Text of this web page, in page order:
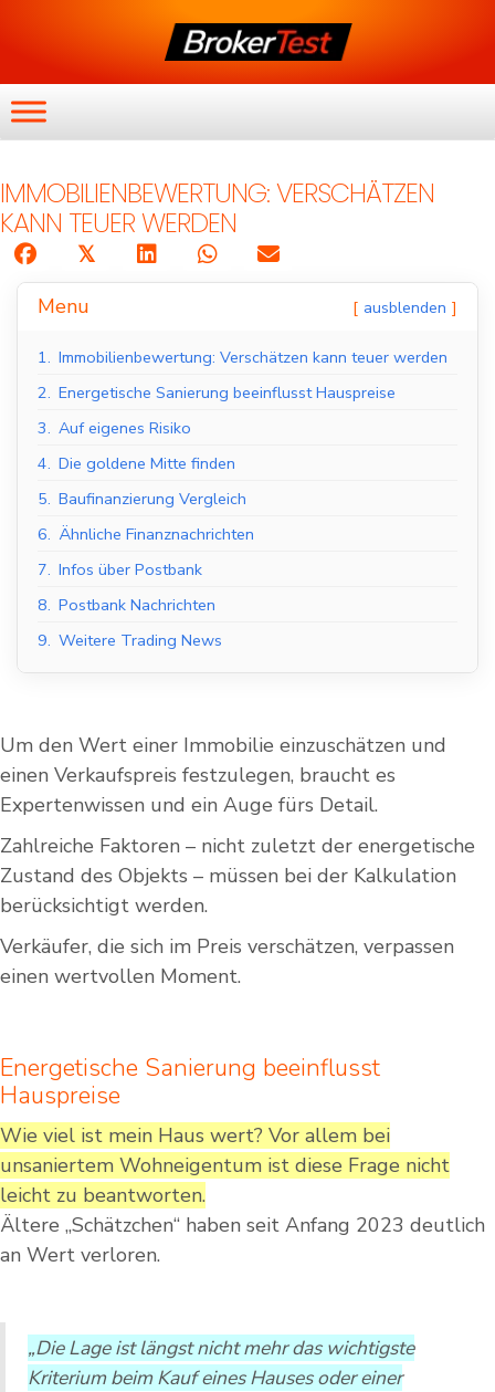
IMMOBILIENBEWERTUNG: VERSCHÄTZEN
KANN TEUER WERDEN
𝕏
Menu ausblenden
1. Immobilienbewertung: Verschätzen kann teuer werden
2. Energetische Sanierung beeinflusst Hauspreise
3. Auf eigenes Risiko
4. Die goldene Mitte finden
5. Baufinanzierung Vergleich
6. Ähnliche Finanznachrichten
7. Infos über Postbank
8. Postbank Nachrichten
9. Weitere Trading News
Um den Wert einer Immobilie einzuschätzen und
einen Verkaufspreis festzulegen, braucht es
Expertenwissen und ein Auge fürs Detail.
Zahlreiche Faktoren – nicht zuletzt der energetische
Zustand des Objekts – müssen bei der Kalkulation
berücksichtigt werden.
Verkäufer, die sich im Preis verschätzen, verpassen
einen wertvollen Moment.
Energetische Sanierung beeinflusst
Hauspreise
Wie viel ist mein Haus wert? Vor allem bei
unsaniertem Wohneigentum ist diese Frage nicht
leicht zu beantworten.
Ältere „Schätzchen“ haben seit Anfang 2023 deutlich
an Wert verloren.
„Die Lage ist längst nicht mehr das wichtigste
Kriterium beim Kauf eines Hauses oder einer